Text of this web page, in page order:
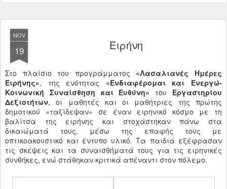
NOV
19 Ειρήνη
Στο πλαίσιο του προγράμματος «Λασαλιανές Ημέρες
Ειρήνης», της ενότητας «Ενδιαφέρομαι και Ενεργώ-
Κοινωνική Συναίσθηση και Ευθύνη» του Εργαστηρίου
Δεξιοτήτων, οι μαθητές και οι μαθήτριες της πρώτης
δημοτικού «ταξίδεψαν» σε έναν ειρηνικό κόσμο με τη
βαλίτσα της ειρήνης και στοχάστηκαν πάνω στα
δικαιώματά τους, μέσω της επαφής τους με
οπτικοακουστικό και έντυπο υλικό. Τα παιδιά εξέφρασαν
τις σκέψεις και τα συναισθήματά τους για τις ειρηνικές
συνθήκες, ενώ στάθηκαν κριτικά απέναντι στον πόλεμο.